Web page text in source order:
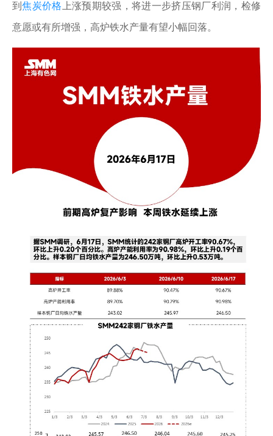
到焦炭价格 上涨预期较强，将进一步挤压钢厂利润，检修
意愿或有所增强，高炉铁水产量有望小幅回落。